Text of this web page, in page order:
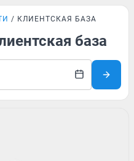
КЛИЕНТСКАЯ БАЗА
база